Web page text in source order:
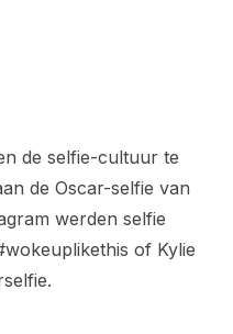
de selfie-cultuur te
de Oscar-selfie van
werden selfie
of Kylie